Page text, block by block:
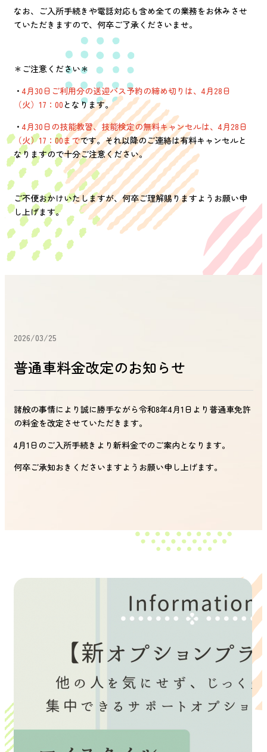
なお、ご入所手続きや電話対応も含め全ての業務をお休みさせ
ていただきますので、何卒ご了承くださいませ。
＊ご注意ください＊
・4月30日ご利用分の送迎バス予約の締め切りは、4月28日
（火）17：00 となります。
・4月30日の技能教習、技能検定の無料キャンセルは、4月28日
（火）17：00までです。それ以降のご連絡は有料キャンセルと
なりますので十分ご注意ください。
ご不便おかけいたしますが、何卒ご理解賜りますようお願い申
し上げます。
2026/03/25
普通車料金改定のお知らせ
諸般の事情により誠に勝手ながら令和8年4月1日より普通車免許
の料金を改定させていただきます。
4月1日のご入所手続きより新料金でのご案内となります。
何卒ご承知おきくださいますようお願い申し上げます。